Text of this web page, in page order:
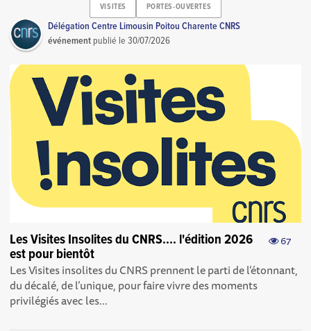
VISITES PORTES-OUVERTES
Délégation Centre Limousin Poitou Charente CNRS
événement publié le30/07/2026
67
Les Visites Insolites du CNRS.... l'édition 2026
est pour bientôt
Les Visites insolites du CNRS prennent le parti de l’étonnant,
du décalé, de l’unique, pour faire vivre des moments
privilégiés avec les...